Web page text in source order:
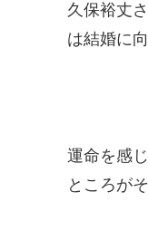
久保裕丈
は結婚に
運命を感
ところが